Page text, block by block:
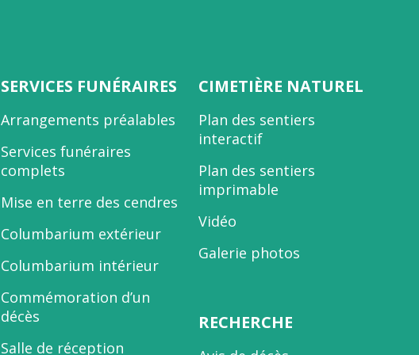
SERVICES FUNÉRAIRES
Arrangements préalables
Services funéraires
complets
Mise en terre des cendres
Columbarium extérieur
Columbarium intérieur
Commémoration d’un
décès
Salle de réception
CIMETIÈRE NATUREL
Plan des sentiers
interactif
Plan des sentiers
imprimable
Vidéo
Galerie photos
RECHERCHE